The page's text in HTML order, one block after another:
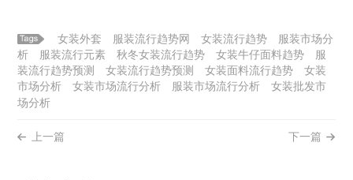
女装外套 服装流行趋势网 女装流行趋势
服装市场分
析
服装流行元素 秋冬女装流行趋势 女装牛仔面料趋势
服
装流行趋势预测
女装流行趋势预测 女装面料流行趋势
女装
市场分析
女装市场流行分析 服装市场流行分析
女装批发市
场分析
上一篇 下一篇